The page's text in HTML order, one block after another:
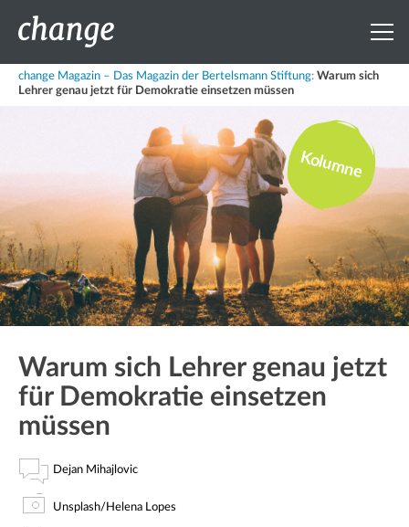
change Magazin – Das Magazin der Bertelsmann Stiftung: Warum sich
Lehrer genau jetzt für Demokratie einsetzen müssen
Kolumne
Warum sich Lehrer genau jetzt
für Demokratie einsetzen
müssen
Dejan Mihajlovic
Unsplash/Helena Lopes